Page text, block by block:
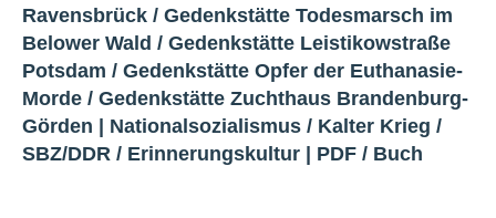
Ravensbrück / Gedenkstätte Todesmarsch im
Belower Wald / Gedenkstätte Leistikowstraße
Potsdam / Gedenkstätte Opfer der Euthanasie-
Morde / Gedenkstätte Zuchthaus Brandenburg-
Görden | Nationalsozialismus / Kalter Krieg /
SBZ/DDR / Erinnerungskultur | PDF / Buch